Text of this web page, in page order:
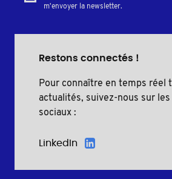
m'envoyer la newsletter.
Restons connectés !
Pour connaître en temps réel
actualités, suivez-nous sur les
sociaux :
LinkedIn